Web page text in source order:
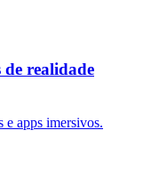
realidade
e apps imersivos.